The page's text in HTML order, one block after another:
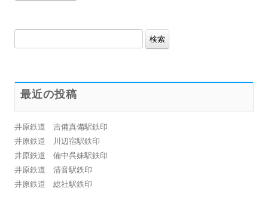
索:
最近の投稿
井原鉄道 吉備真備駅鉄印
井原鉄道 川辺宿駅鉄印
井原鉄道 備中呉妹駅鉄印
井原鉄道 清音駅鉄印
井原鉄道 総社駅鉄印